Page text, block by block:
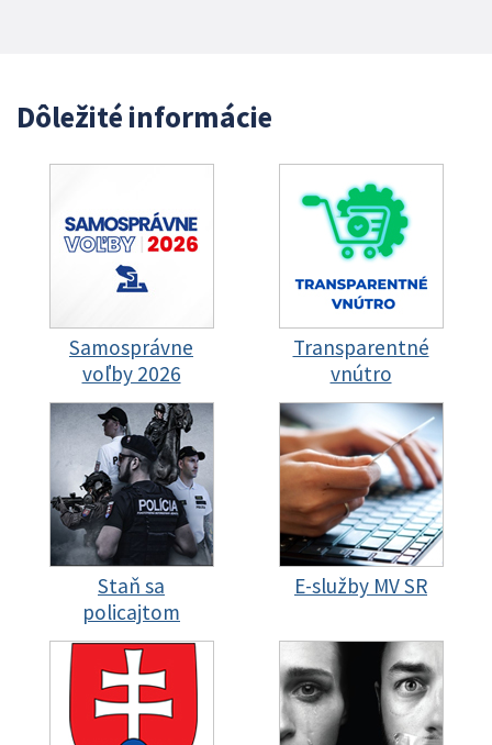
Dôležité informácie
Samosprávne
voľby 2026
Transparentné
vnútro
Staň sa
policajtom
E-služby MV SR